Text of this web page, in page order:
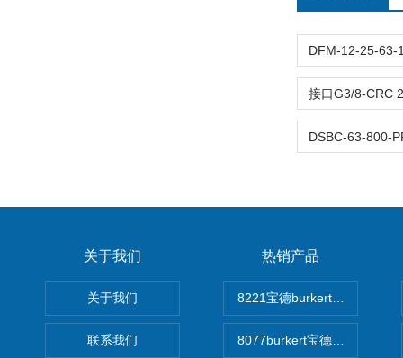
关于我们
关于我们
联系我们
热销产品
8221宝德burkert电导率探头
8077burkert宝德椭圆齿轮脉